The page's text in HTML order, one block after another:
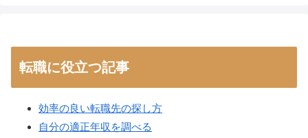
転職に役立つ記事
効率の良い転職先の探し方
自分の適正年収を調べる